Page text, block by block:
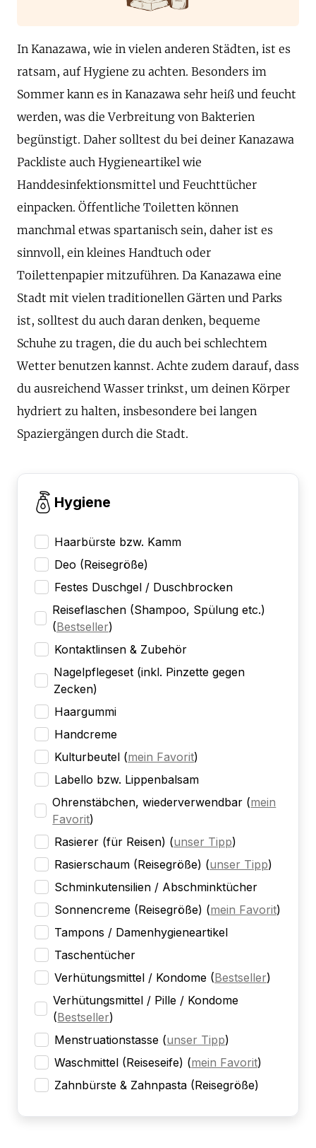
In Kanazawa, wie in vielen anderen Städten, ist es
ratsam, auf Hygiene zu achten. Besonders im
Sommer kann es in Kanazawa sehr heiß und feucht
werden, was die Verbreitung von Bakterien
begünstigt. Daher solltest du bei deiner Kanazawa
Packliste auch Hygieneartikel wie
Handdesinfektionsmittel und Feuchttücher
einpacken. Öffentliche Toiletten können
manchmal etwas spartanisch sein, daher ist es
sinnvoll, ein kleines Handtuch oder
Toilettenpapier mitzuführen. Da Kanazawa eine
Stadt mit vielen traditionellen Gärten und Parks
ist, solltest du auch daran denken, bequeme
Schuhe zu tragen, die du auch bei schlechtem
Wetter benutzen kannst. Achte zudem darauf, dass
du ausreichend Wasser trinkst, um deinen Körper
hydriert zu halten, insbesondere bei langen
Spaziergängen durch die Stadt.
Hygiene
Haarbürste bzw. Kamm
Deo (Reisegröße)
Festes Duschgel / Duschbrocken
Reiseflaschen (Shampoo, Spülung etc.)
(Bestseller)
Kontaktlinsen & Zubehör
Nagelpflegeset (inkl. Pinzette gegen
Zecken)
Haargummi
Handcreme
Kulturbeutel (mein Favorit)
Labello bzw. Lippenbalsam
Ohrenstäbchen, wiederverwendbar (mein
Favorit)
Rasierer (für Reisen) (unser Tipp)
Rasierschaum (Reisegröße) (unser Tipp)
Schminkutensilien / Abschminktücher
Sonnencreme (Reisegröße) (mein Favorit)
Tampons / Damenhygieneartikel
Taschentücher
Verhütungsmittel / Kondome (Bestseller)
Verhütungsmittel / Pille / Kondome
(Bestseller)
Menstruationstasse (unser Tipp)
Waschmittel (Reiseseife) (mein Favorit)
Zahnbürste & Zahnpasta (Reisegröße)